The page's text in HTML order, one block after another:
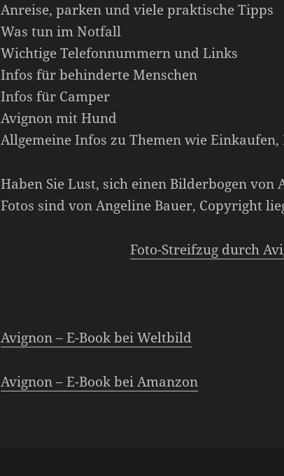
Anreise, parken und viele praktische Tipps
Was tun im Notfall
Wichtige Telefonnummern und Links
Infos für behinderte Menschen
Infos für Camper
Avignon mit Hund
Allgemeine Infos zu Themen wie Einkaufen,
Haben Sie Lust, sich einen Bilderbogen von
Fotos sind von Angeline Bauer, Copyright
Foto-Streifzug durch
Avignon – E-Book bei Weltbild
Avignon – E-Book bei Amanzon